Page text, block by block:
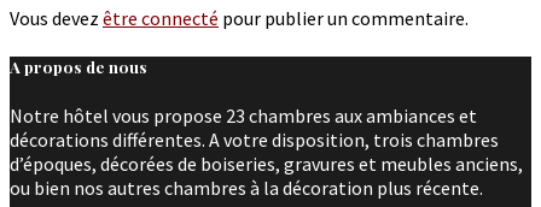
Vous devez être connecté pour publier un commentaire.
A propos de nous
Notre hôtel vous propose 23 chambres aux ambiances et
décorations différentes. A votre disposition, trois chambres
d’époques, décorées de boiseries, gravures et meubles anciens,
ou bien nos autres chambres à la décoration plus récente.